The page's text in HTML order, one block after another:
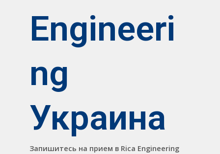
Engineeri
ng
Украина
Запишитесь на прием в Rica Engineering